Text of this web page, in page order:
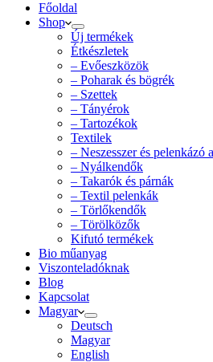
Főoldal
Shop
Új termékek
Étkészletek
– Evőeszközök
– Poharak és bögrék
– Szettek
– Tányérok
– Tartozékok
Textilek
– Neszesszer és pelenkázó
– Nyálkendők
– Takarók és párnák
– Textil pelenkák
– Törlőkendők
– Törölközők
Kifutó termékek
Bio műanyag
Viszonteladóknak
Blog
Kapcsolat
Magyar
Deutsch
Magyar
English